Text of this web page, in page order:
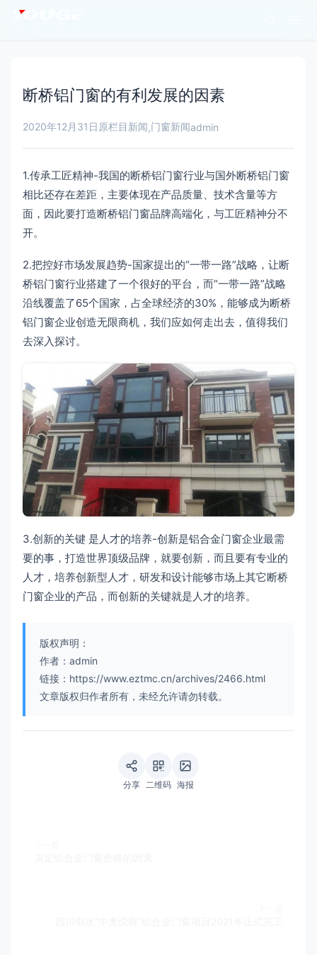
断桥铝门窗的有利发展的因素
2020年12月31日 原栏目新闻,门窗新闻admin
1.传承工匠精神-我国的断桥铝门窗行业与国外断桥铝门窗
相比还存在差距，主要体现在产品质量、技术含量等方
面，因此要打造断桥铝门窗品牌高端化，与工匠精神分不
开。
2.把控好市场发展趋势-国家提出的“一带一路”战略，让断
桥铝门窗行业搭建了一个很好的平台，而“一带一路”战略
沿线覆盖了65个国家，占全球经济的30%，能够成为断桥
铝门窗企业创造无限商机，我们应如何走出去，值得我们
去深入探讨。
3.创新的关键 是人才的培养-创新是铝合金门窗企业最需
要的事，打造世界顶级品牌，就要创新，而且要有专业的
人才，培养创新型人才，研发和设计能够市场上其它断桥
门窗企业的产品，而创新的关键就是人才的培养。
版权声明：
作者：admin
链接：https://www.eztmc.cn/archives/2466.html
文章版权归作者所有，未经允许请勿转载。
分享 二维码 海报